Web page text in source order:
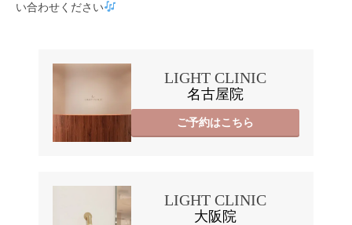
い合わせください
LIGHT CLINIC
名古屋院
ご予約はこちら
LIGHT CLINIC
大阪院